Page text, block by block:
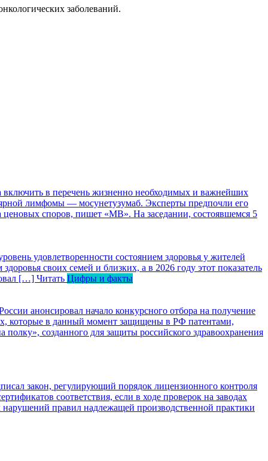
заболеваний.
в перечень жизненно необходимых и важнейших
лимфомы — мосунетузумаб. Эксперты предпочли его
ценовых споров, пишет «МВ». На заседании, состоявшемся 5
удовлетворенности состоянием здоровья у жителей
своих семей и близких, а в 2026 году этот показатель
[…] Читать Цифры и факты
анонсировал начало конкурсного отбора на получение
которые в данный момент защищены в РФ патентами,
созданного для защиты российского здравоохранения
закон, регулирующий порядок лицензионного контроля
соответствия, если в ходе проверок на заводах
правил надлежащей производственной практики